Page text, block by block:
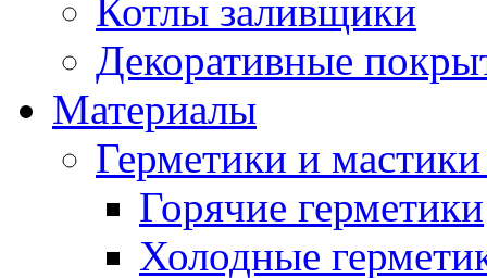
Котлы заливщики
Декоративные
Материалы
Герметики и
Горячие герметики
Холодные